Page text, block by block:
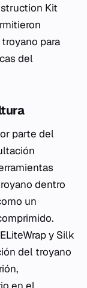
Kit
para
del
parte del
dentro
un
y Silk
del troyano